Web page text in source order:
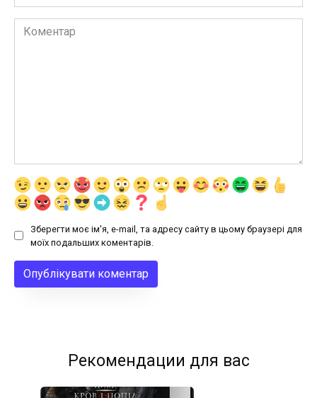
Коментар
Зберегти моє ім'я, e-mail, та адресу сайту в цьому браузері для
моїх подальших коментарів.
Рекомендации для вас